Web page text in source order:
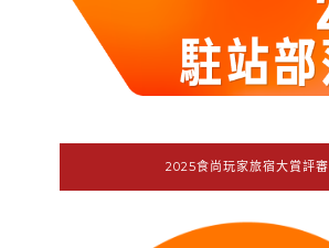
2025食尚玩家旅宿大賞評審